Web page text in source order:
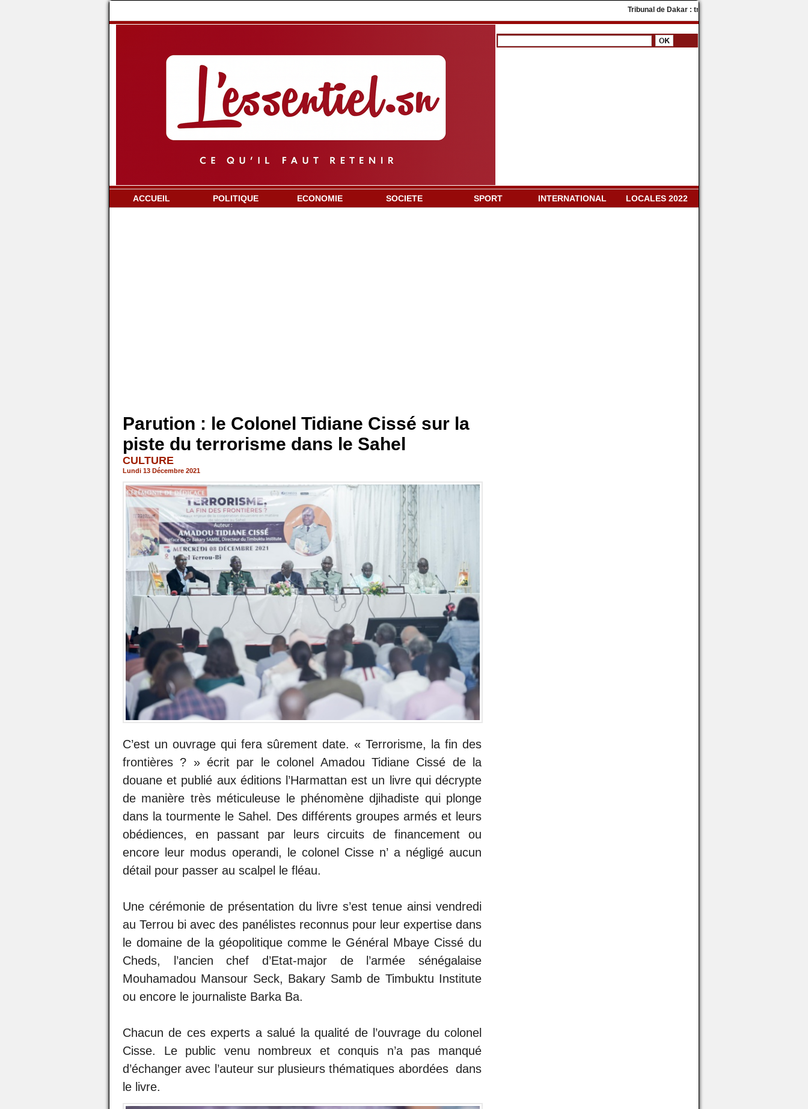
Tribunal de Dakar : trois militants de PASTEF condamnés
ACCUEIL POLITIQUE ECONOMIE SOCIETE SPORT INTERNATIONAL LOCALES 2022
Parution : le Colonel Tidiane Cissé sur la
piste du terrorisme dans le Sahel
CULTURE
Lundi 13 Décembre 2021
C’est un ouvrage qui fera sûrement date. « Terrorisme, la fin des
frontières ? » écrit par le colonel Amadou Tidiane Cissé de la
douane et publié aux éditions l’Harmattan est un livre qui décrypte
de manière très méticuleuse le phénomène djihadiste qui plonge
dans la tourmente le Sahel. Des différents groupes armés et leurs
obédiences, en passant par leurs circuits de financement ou
encore leur modus operandi, le colonel Cisse n’ a négligé aucun
détail pour passer au scalpel le fléau.
Une cérémonie de présentation du livre s’est tenue ainsi vendredi
au Terrou bi avec des panélistes reconnus pour leur expertise dans
le domaine de la géopolitique comme le Général Mbaye Cissé du
Cheds, l’ancien chef d’Etat-major de l’armée sénégalaise
Mouhamadou Mansour Seck, Bakary Samb de Timbuktu Institute
ou encore le journaliste Barka Ba.
Chacun de ces experts a salué la qualité de l’ouvrage du colonel
Cisse. Le public venu nombreux et conquis n’a pas manqué
d’échanger avec l’auteur sur plusieurs thématiques abordées dans
le livre.